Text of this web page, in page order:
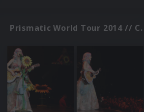
Prismatic World Tour 2014 //